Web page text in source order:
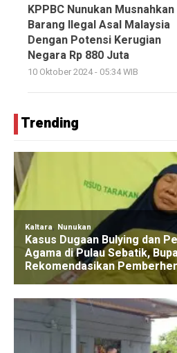
KPPBC Nunukan Musnahkan
Barang Ilegal Asal Malaysia
Dengan Potensi Kerugian
Negara Rp 880 Juta
10 Oktober 2024 - 05:34 WIB
Trending